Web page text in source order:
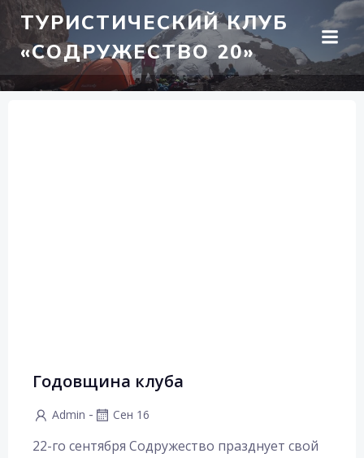
Перейти
к
содержимому
ТУРИСТИЧЕСКИЙ КЛУБ
«СОДРУЖЕСТВО 20»
Годовщина клуба
Admin - Сен 16
22-го сентября Содружество празднует свой